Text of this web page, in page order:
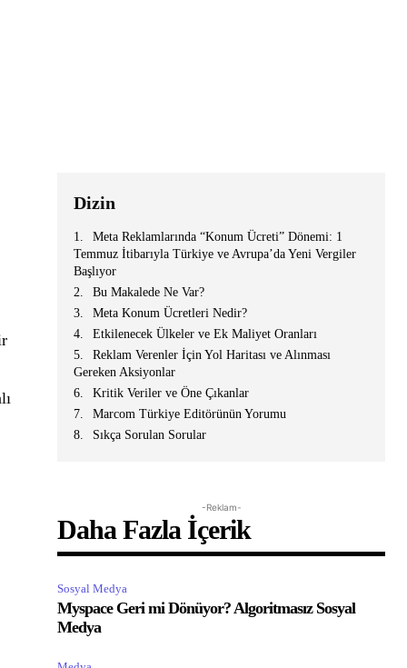
Dizin
Meta Reklamlarında “Konum Ücreti” Dönemi: 1
Temmuz İtibarıyla Türkiye ve Avrupa’da Yeni Vergiler
Başlıyor
Bu Makalede Ne Var?
Meta Konum Ücretleri Nedir?
Etkilenecek Ülkeler ve Ek Maliyet Oranları
Reklam Verenler İçin Yol Haritası ve Alınması
Gereken Aksiyonlar
Kritik Veriler ve Öne Çıkanlar
Marcom Türkiye Editörünün Yorumu
Sıkça Sorulan Sorular
-Reklam-
Daha Fazla İçerik
Sosyal Medya
Myspace Geri mi Dönüyor? Algoritmasız Sosyal
Medya